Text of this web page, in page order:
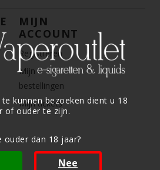
kunnen bezoeken dient u 18
of ouder te zijn.
ouder dan 18 jaar?
Nee
MIJN
ACCOUNT
Registreren
Mijn
bestellingen
Mijn tickets